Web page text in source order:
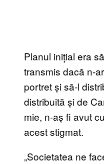
Planul inițial era
transmis dacă n-
portret și să-l
distribuită și de
mie, n-aș fi avut
acest stigmat.
„Societatea ne